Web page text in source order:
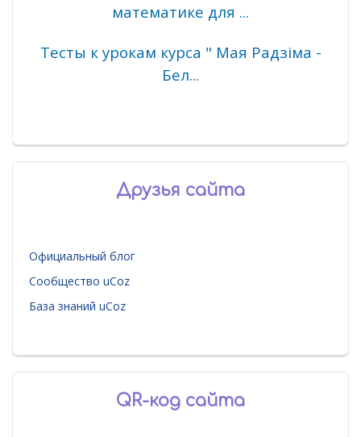
математике для ...
Тесты к урокам курса " Мая Радзіма -
Бел...
Друзья сайта
Официальный блог
Сообщество uCoz
База знаний uCoz
QR-код сайта